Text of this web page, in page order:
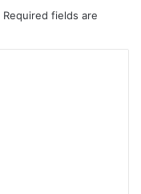
Required fields are